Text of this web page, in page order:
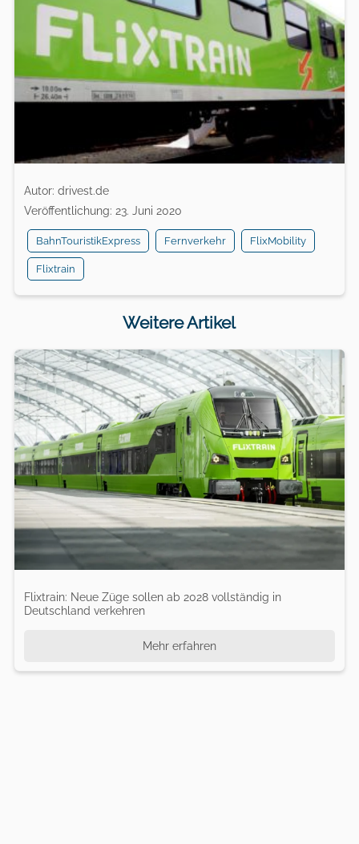
Autor: drivest.de
Veröffentlichung: 23. Juni 2020
BahnTouristikExpress Fernverkehr FlixMobility
Flixtrain
Weitere Artikel
Flixtrain: Neue Züge sollen ab 2028 vollständig in
Deutschland verkehren
Mehr erfahren